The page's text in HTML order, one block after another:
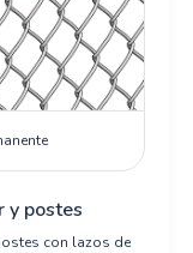
y postes
con lazos de